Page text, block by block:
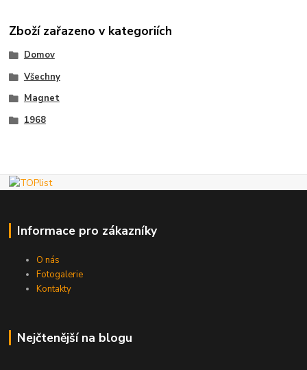
Zboží zařazeno v kategoriích
Domov
Všechny
Magnet
1968
Informace pro zákazníky
O nás
Fotogalerie
Kontakty
Nejčtenější na blogu